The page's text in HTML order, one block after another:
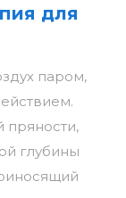
для
паром,
пряности,
глубины